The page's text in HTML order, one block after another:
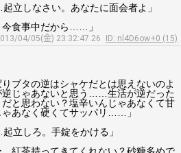
立しなさい。あなたに面会者よ」
食事中だから……」
04/05(金) 23:32:47.26
ID: nl4D6ow+0 (15)
ブタの逆はシャケだとは思えないのよ
じゃあないと思う……生活が逆だった
と思わない？塩辛いんじゃあなくて甘
あなく硬くてサッパリ……」
立しろ。手錠をかける」